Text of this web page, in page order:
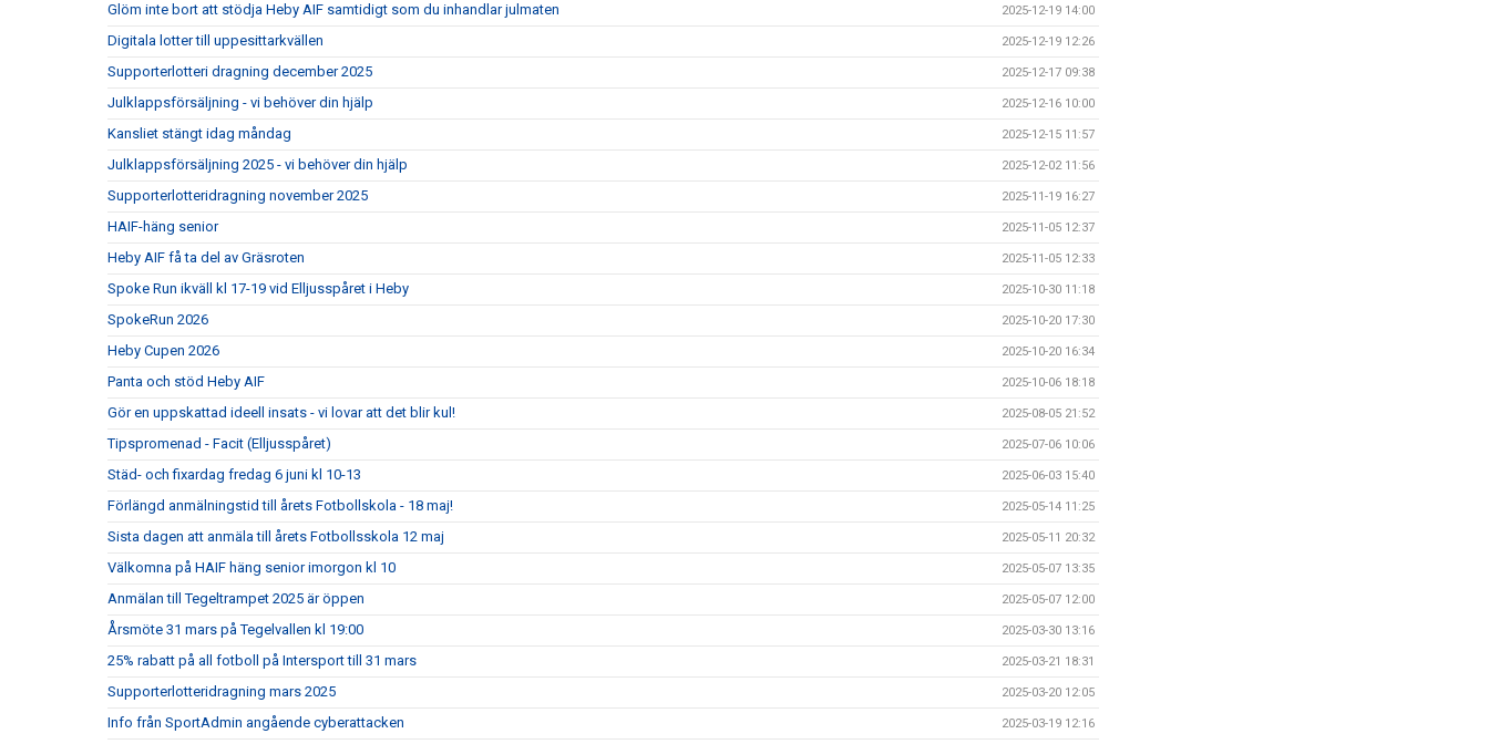
Glöm inte bort att stödja Heby AIF samtidigt som du inhandlar julmaten 2025-12-19 14:00
Digitala lotter till uppesittarkvällen 2025-12-19 12:26
Supporterlotteri dragning december 2025 2025-12-17 09:38
Julklappsförsäljning - vi behöver din hjälp 2025-12-16 10:00
Kansliet stängt idag måndag 2025-12-15 11:57
Julklappsförsäljning 2025 - vi behöver din hjälp 2025-12-02 11:56
Supporterlotteridragning november 2025 2025-11-19 16:27
HAIF-häng senior 2025-11-05 12:37
Heby AIF få ta del av Gräsroten 2025-11-05 12:33
Spoke Run ikväll kl 17-19 vid Elljusspåret i Heby 2025-10-30 11:18
SpokeRun 2026 2025-10-20 17:30
Heby Cupen 2026 2025-10-20 16:34
Panta och stöd Heby AIF 2025-10-06 18:18
Gör en uppskattad ideell insats - vi lovar att det blir kul! 2025-08-05 21:52
Tipspromenad - Facit (Elljusspåret) 2025-07-06 10:06
Städ- och fixardag fredag 6 juni kl 10-13 2025-06-03 15:40
Förlängd anmälningstid till årets Fotbollskola - 18 maj! 2025-05-14 11:25
Sista dagen att anmäla till årets Fotbollsskola 12 maj 2025-05-11 20:32
Välkomna på HAIF häng senior imorgon kl 10 2025-05-07 13:35
Anmälan till Tegeltrampet 2025 är öppen 2025-05-07 12:00
Årsmöte 31 mars på Tegelvallen kl 19:00 2025-03-30 13:16
25% rabatt på all fotboll på Intersport till 31 mars 2025-03-21 18:31
Supporterlotteridragning mars 2025 2025-03-20 12:05
Info från SportAdmin angående cyberattacken 2025-03-19 12:16